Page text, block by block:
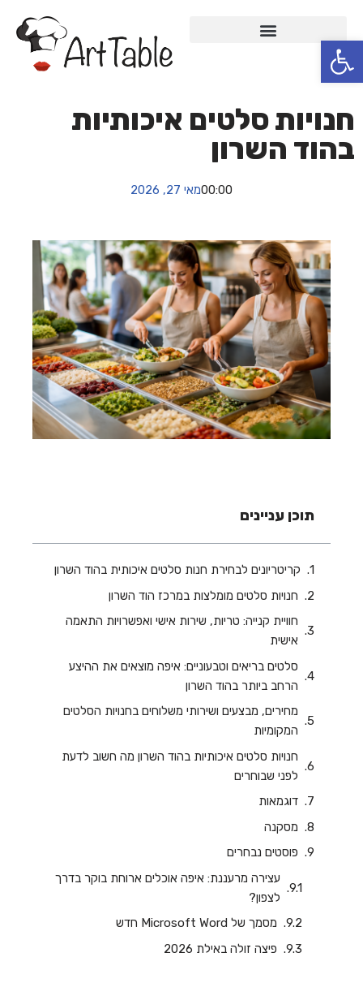
פתח סרגל נגישות
Skip
to
content
חנויות סלטים איכותיות
בהוד השרון
00:00מאי 27, 2026
תוכן עניינים
קריטריונים לבחירת חנות סלטים איכותית בהוד השרון
חנויות סלטים מומלצות במרכז הוד השרון
חוויית קנייה: טריות, שירות אישי ואפשרויות התאמה
אישית
סלטים בריאים וטבעוניים: איפה מוצאים את ההיצע
הרחב ביותר בהוד השרון
מחירים, מבצעים ושירותי משלוחים בחנויות הסלטים
המקומיות
חנויות סלטים איכותיות בהוד השרון מה חשוב לדעת
לפני שבוחרים
דוגמאות
מסקנה
פוסטים נבחרים
עצירה מרעננת: איפה אוכלים ארוחת בוקר בדרך
לצפון?
‏‏מסמך של Microsoft Word חדש
פיצה זולה באילת 2026